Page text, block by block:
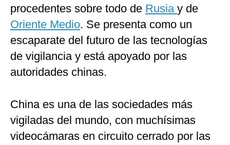
procedentes sobre todo de Rusia y de
Oriente Medio. Se presenta como un
escaparate del futuro de las tecnologías
de vigilancia y está apoyado por las
autoridades chinas.
China es una de las sociedades más
vigiladas del mundo, con muchísimas
videocámaras en circuito cerrado por las